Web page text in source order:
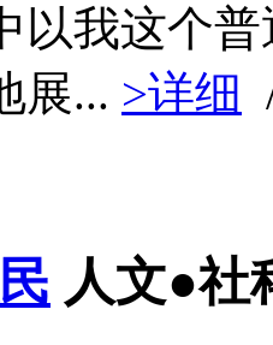
以我这个
展... >详细
人文●社